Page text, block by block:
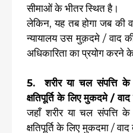
सीमाओं के भीतर स्थित है।
लेकिन, यह तब होगा जब की
न्यायालय उस मुक़दमे / वाद
अधिकारिता का प्रयोग करने
5. शरीर या चल संपत्ति के
क्षतिपूर्ति के लिए मुकदमे /
जहाँ शरीर या चल संपत्ति
क्षतिपूर्ति के लिए मुकदमा / वाद